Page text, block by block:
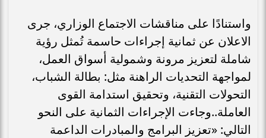
واستنادًا على مناقشات الاجتماع الوزاري، جرى
الاعلان عن ثمانية إجراءات حاسمة تُمثل رؤية
شاملة لتعزيز مرونة وشمولية أسواق العمل،
لمواجهة التحديات الراهنة مثل: بطالة الشباب،
التحولات التقنية، وتحقيق استدامة القوى
العاملة..وجاءت الإجراءات الثمانية على النحو
التالي: «تعزيز البرامج والمبادرات الداعمة